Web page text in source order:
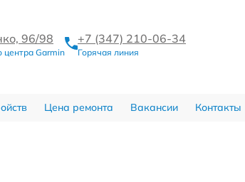
96/98
центра Garmin
+7 (347) 210-06-34
Горячая линия
Цена ремонта Вакансии Контакты